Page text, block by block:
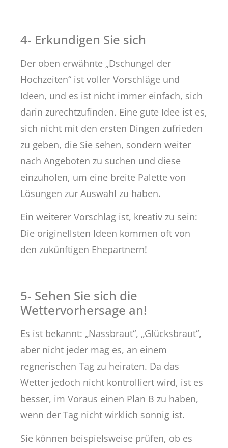
4- Erkundigen Sie sich
Der oben erwähnte „Dschungel der
Hochzeiten“ ist voller Vorschläge und
Ideen, und es ist nicht immer einfach, sich
darin zurechtzufinden. Eine gute Idee ist es,
sich nicht mit den ersten Dingen zufrieden
zu geben, die Sie sehen, sondern weiter
nach Angeboten zu suchen und diese
einzuholen, um eine breite Palette von
Lösungen zur Auswahl zu haben.
Ein weiterer Vorschlag ist, kreativ zu sein:
Die originellsten Ideen kommen oft von
den zukünftigen Ehepartnern!
5- Sehen Sie sich die
Wettervorhersage an!
Es ist bekannt: „Nassbraut“, „Glücksbraut“,
aber nicht jeder mag es, an einem
regnerischen Tag zu heiraten. Da das
Wetter jedoch nicht kontrolliert wird, ist es
besser, im Voraus einen Plan B zu haben,
wenn der Tag nicht wirklich sonnig ist.
Sie können beispielsweise prüfen, ob es